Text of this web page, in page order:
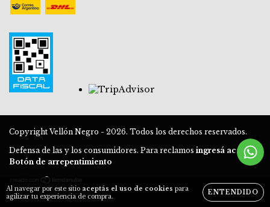
Al navegar por este sitio aceptás el uso de cookies para
agilizar tu experiencia de compra.
ENTENDIDO
Copyright Vellón Negro - 2026. Todos los derechos reservados.
Defensa de las y los consumidores. Para reclamos ingresá acá.
/
Botón de arrepentimiento